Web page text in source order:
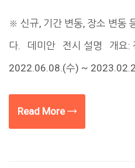
※ 신규, 기간 변동, 장소 변동
다. 데미안 전시 설명 개요:
2022.06.08.(수) ~
Read More →